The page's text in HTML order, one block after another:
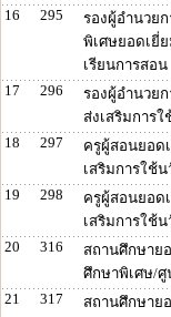
16
295
รองผู้อำนวย
พิเศษยอดเยี่
เรียนการสอน
17
296
รองผู้อำนวย
ส่งเสริมการ
18
297
ครูผู้สอนยอด
เสริมการใช้
19
298
ครูผู้สอนยอด
เสริมการใช้
20
316
สถานศึกษาย
ศึกษาพิเศษ/ศู
21
317 สถานศึกษาย